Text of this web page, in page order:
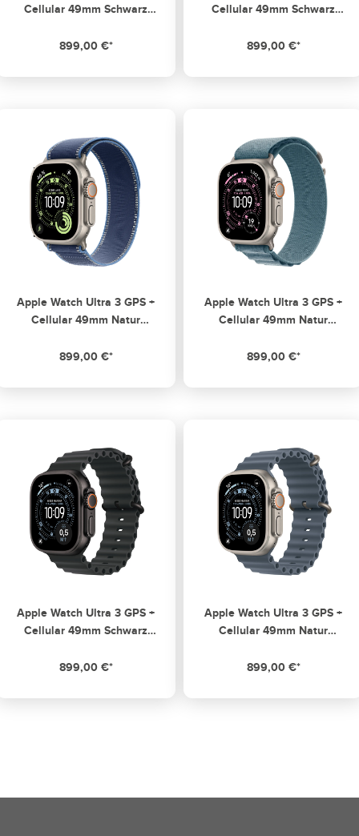
Cellular 49mm Schwarz
schwarzem Alpine Loop -
899,00 €*
Cellular 49mm Schwarz
Schwarz/Kohlegrau Trail Loop
899,00 €*
Apple Watch Ultra 3 GPS +
Cellular 49mm Natur
Blau/Hellblau Trail Loop - S/M
899,00 €*
Apple Watch Ultra 3 GPS +
Cellular 49mm Natur
Alpine Loop Small
899,00 €*
Apple Watch Ultra 3 GPS +
Cellular 49mm Schwarz
schwarzem Ocean Band
899,00 €*
Apple Watch Ultra 3 GPS +
Cellular 49mm Natur
Maritimblau Ocean Band
899,00 €*